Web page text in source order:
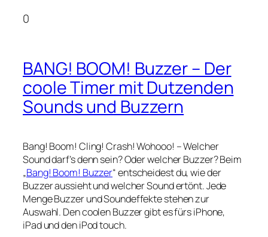
0
BANG! BOOM! Buzzer – Der
coole Timer mit Dutzenden
Sounds und Buzzern
Bang! Boom! Cling! Crash! Wohooo! – Welcher
Sound darf’s denn sein? Oder welcher Buzzer? Beim
„Bang! Boom! Buzzer“ entscheidest du, wie der
Buzzer aussieht und welcher Sound ertönt. Jede
Menge Buzzer und Soundeffekte stehen zur
Auswahl. Den coolen Buzzer gibt es fürs iPhone,
iPad und den iPod touch.